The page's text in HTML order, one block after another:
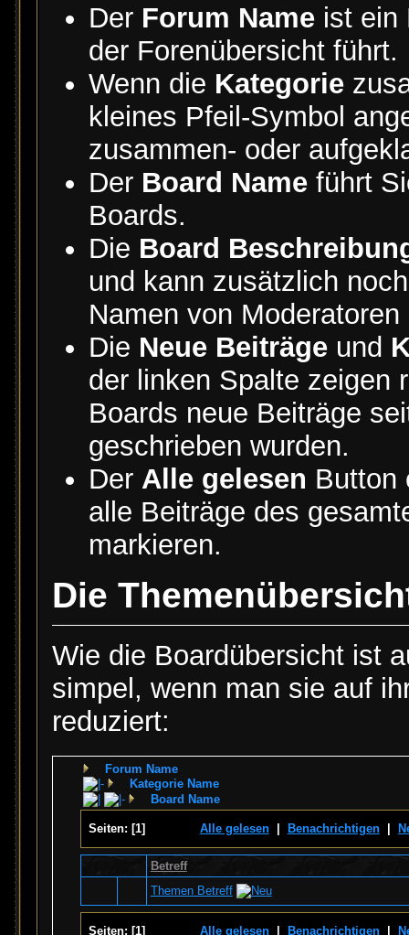
Der Forum Nameist ein
der Forenübersicht führt.
Wenn die Kategorie
kleines Pfeil-Symbol
zusammen- oder
Der Board Nameführt
Boards.
Die Board
und kann zusätzlich
Namen von
Die Neue Beiträgeund
der linken Spalte zeigen
Boards neue Beiträge
geschrieben wurden.
Der Alle gelesen Button
alle Beiträge des
markieren.
Die
Wie die Boardübersicht ist
simpel, wenn man sie auf
reduziert:
Forum Name
Kategorie Name
Board Name
Seiten: [1] Alle gelesen| Benachrichtigen|
Betreff
Themen Betreff
Seiten: [1] Alle gelesen| Benachrichtigen|